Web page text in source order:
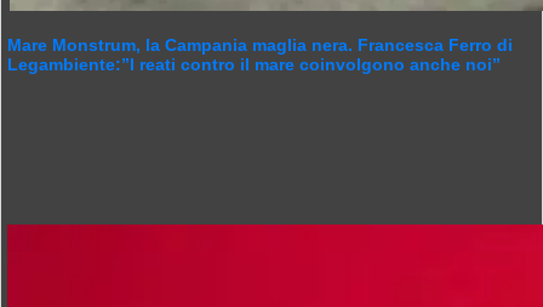
Mare Monstrum, la Campania maglia nera. Francesca Ferro di
Legambiente:”I reati contro il mare coinvolgono anche noi”